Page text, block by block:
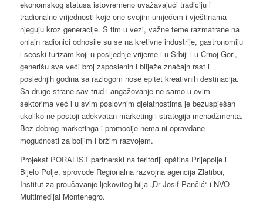
ekonomskog statusa istovremeno uvažavajući tradiciju i
tradionalne vrijednosti koje one svojim umjećem i vještinama
njeguju kroz generacije. S tim u vezi, važne teme razmatrane na
onlajn radionici odnosile su se na kretivne industrije, gastronomiju
i seoski turizam koji u posljednje vrijeme i u Srbiji i u Crnoj Gori,
generišu sve veći broj zaposlenih i bilježe značajn rast i
poslednjih godina sa razlogom nose epitet kreativnih destinacija.
Sa druge strane sav trud i angažovanje ne samo u ovim
sektorima već i u svim poslovnim djelatnostima je bezuspješan
ukoliko ne postoji adekvatan marketing i strategija menadžmenta.
Bez dobrog marketinga i promocije nema ni opravdane
mogućnosti za boljim i bržim razvojem.
Projekat PORALIST partnerski na teritoriji opština Prijepolje i
Bijelo Polje, sprovode Regionalna razvojna agencija Zlatibor,
Institut za proučavanje ljekovitog bilja „Dr Josif Pančić“ i NVO
Multimedijal Montenegro.